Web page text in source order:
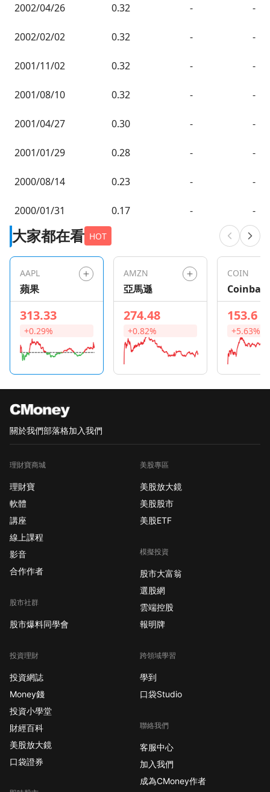
2002/04/26 0.32 - -
2002/02/02 0.32 - -
2001/11/02 0.32 - -
2001/08/10 0.32 - -
2001/04/27 0.30 - -
2001/01/29 0.28 - -
2000/08/14 0.23 - -
2000/01/31 0.17 - -
大家都在看 HOT
AAPL
蘋果
313.33
+0.29%
AMZN
亞馬遜
274.48
+0.82%
COIN
Global
153.6
+5.63%
關於我們部落格加入我們
理財寶商城
理財寶
軟體
講座
線上課程
影音
合作作者
股市社群
股市爆料同學會
投資理財
投資網誌
Money錢
投資小學堂
財經百科
美股放大鏡
口袋證券
美股專區
美股放大鏡
美股股市
美股ETF
模擬投資
股市大富翁
選股網
雲端控股
報明牌
跨領域學習
學到
口袋Studio
聯絡我們
客服中心
加入我們
成為CMoney作者